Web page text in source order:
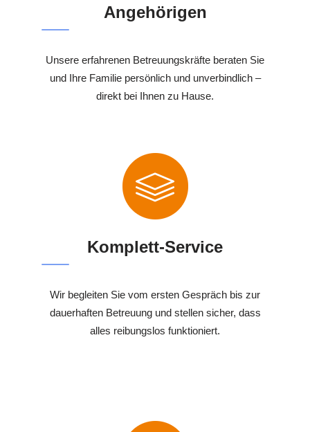
Angehörigen
Unsere erfahrenen Betreuungskräfte beraten Sie
und Ihre Familie persönlich und unverbindlich –
direkt bei Ihnen zu Hause.
Komplett-Service
Wir begleiten Sie vom ersten Gespräch bis zur
dauerhaften Betreuung und stellen sicher, dass
alles reibungslos funktioniert.